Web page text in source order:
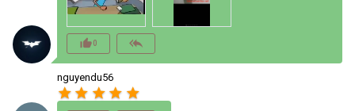
thumb_up_alt0 reply_all
nguyendu56
star star star star star